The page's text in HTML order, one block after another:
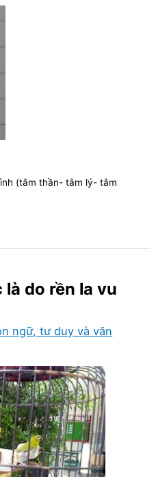
(tâm thần- tâm lý- tâm
là do rền la vu
ngữ, tư duy và văn